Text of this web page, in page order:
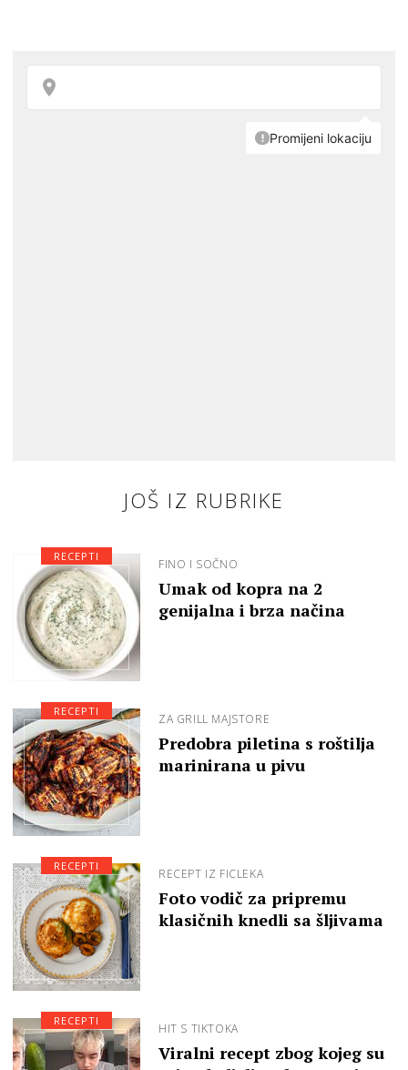
JOŠ IZ RUBRIKE
FINO I SOČNO
Umak od kopra na 2
genijalna i brza načina
RECEPTI
ZA GRILL MAJSTORE
Predobra piletina s roštilja
marinirana u pivu
RECEPTI
RECEPT IZ FICLEKA
Foto vodič za pripremu
klasičnih knedli sa šljivama
RECEPTI
HIT S TIKTOKA
Viralni recept zbog kojeg su
RECEPTI